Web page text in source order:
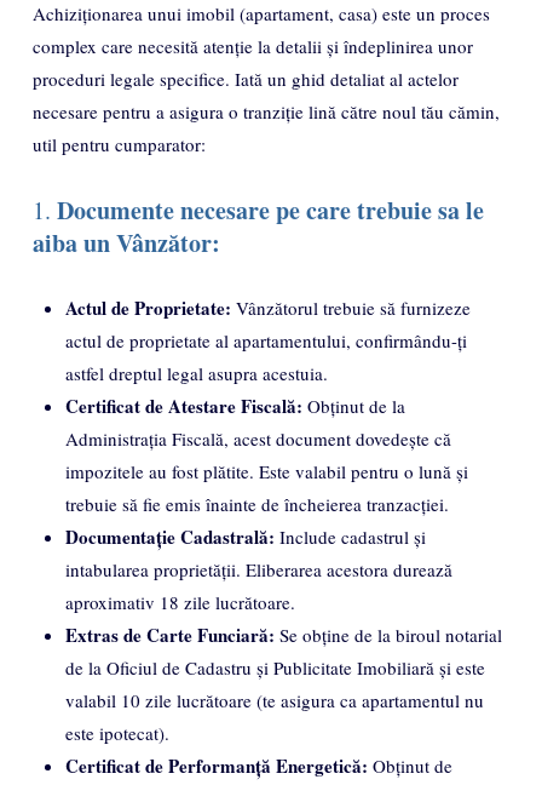
Achiziționarea unui imobil (apartament, casa) este un proces
complex care necesită atenție la detalii și îndeplinirea unor
proceduri legale specifice. Iată un ghid detaliat al actelor
necesare pentru a asigura o tranziție lină către noul tău cămin,
util pentru cumparator:
1. Documente necesare pe care trebuie sa le
aiba un Vânzător:
Actul de Proprietate: Vânzătorul trebuie să furnizeze
actul de proprietate al apartamentului, confirmându-ți
astfel dreptul legal asupra acestuia.
Certificat de Atestare Fiscală: Obținut de la
Administrația Fiscală, acest document dovedește că
impozitele au fost plătite. Este valabil pentru o lună și
trebuie să fie emis înainte de încheierea tranzacției.
Documentație Cadastrală: Include cadastrul și
intabularea proprietății. Eliberarea acestora durează
aproximativ 18 zile lucrătoare.
Extras de Carte Funciară: Se obține de la biroul notarial
de la Oficiul de Cadastru și Publicitate Imobiliară și este
valabil 10 zile lucrătoare (te asigura ca apartamentul nu
este ipotecat).
Certificat de Performanță Energetică: Obținut de